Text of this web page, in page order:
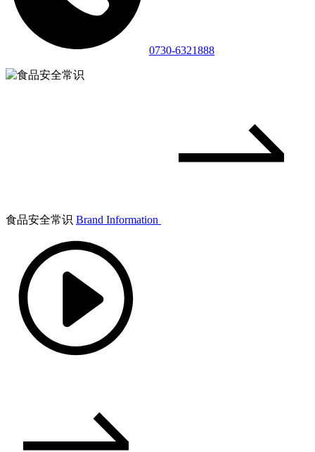
0730-6321888
食品安全常识 Brand Information